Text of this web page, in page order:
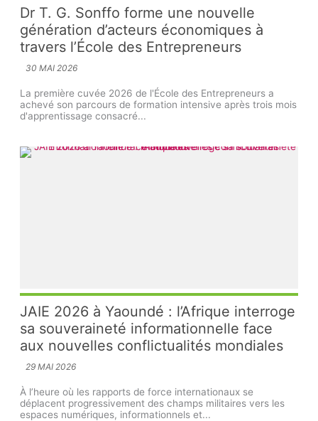
Dr T. G. Sonffo forme une nouvelle
génération d’acteurs économiques à
travers l’École des Entrepreneurs
30 MAI 2026
La première cuvée 2026 de l'École des Entrepreneurs a
achevé son parcours de formation intensive après trois mois
d'apprentissage consacré...
JAIE 2026 à Yaoundé : l’Afrique interroge
sa souveraineté informationnelle face
aux nouvelles conflictualités mondiales
29 MAI 2026
À l’heure où les rapports de force internationaux se
déplacent progressivement des champs militaires vers les
espaces numériques, informationnels et...